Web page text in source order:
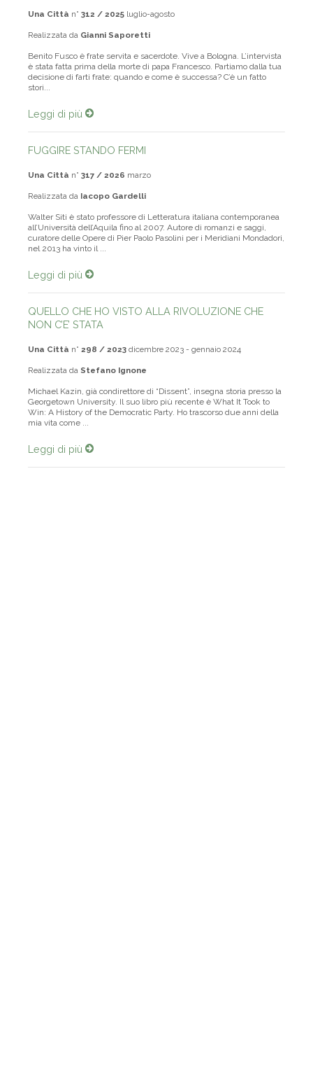
Una Città n° 312 / 2025 luglio-agosto
Realizzata da Gianni Saporetti
Benito Fusco è frate servita e sacerdote. Vive a Bologna. L’intervista
è stata fatta prima della morte di papa Francesco. Partiamo dalla tua
decisione di farti frate: quando e come è successa? C’è un fatto
stori...
Leggi di più
FUGGIRE STANDO FERMI
Una Città n° 317 / 2026 marzo
Realizzata da Iacopo Gardelli
Walter Siti è stato professore di Letteratura italiana contemporanea
all’Università dell’Aquila fino al 2007. Autore di romanzi e saggi,
curatore delle Opere di Pier Paolo Pasolini per i Meridiani Mondadori,
nel 2013 ha vinto il ...
Leggi di più
QUELLO CHE HO VISTO ALLA RIVOLUZIONE CHE
NON C’E’ STATA
Una Città n° 298 / 2023 dicembre 2023 - gennaio 2024
Realizzata da Stefano Ignone
Michael Kazin, già condirettore di “Dissent”, insegna storia presso la
Georgetown University. Il suo libro più recente è What It Took to
Win: A History of the Democratic Party. Ho trascorso due anni della
mia vita come ...
Leggi di più